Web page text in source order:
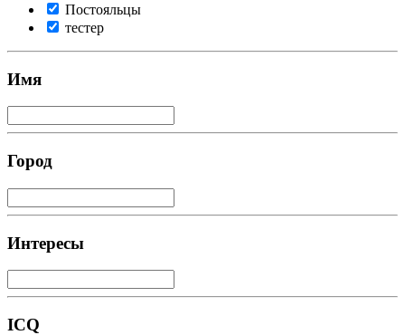
Постояльцы
тестер
Имя
Город
Интересы
ICQ